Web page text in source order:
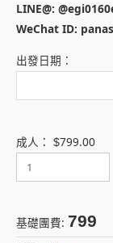
LINE@:
WeChat ID:
出發日期：
成人： $799.00
基礎團費: 799